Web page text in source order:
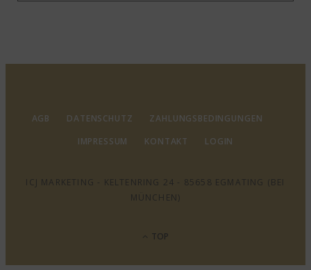
AGB DATENSCHUTZ
ZAHLUNGSBEDINGUNGEN
IMPRESSUM
KONTAKT LOGIN
ICJ MARKETING - KELTENRING 24 - 85658 EGMATING (BEI
MÜNCHEN)
TOP